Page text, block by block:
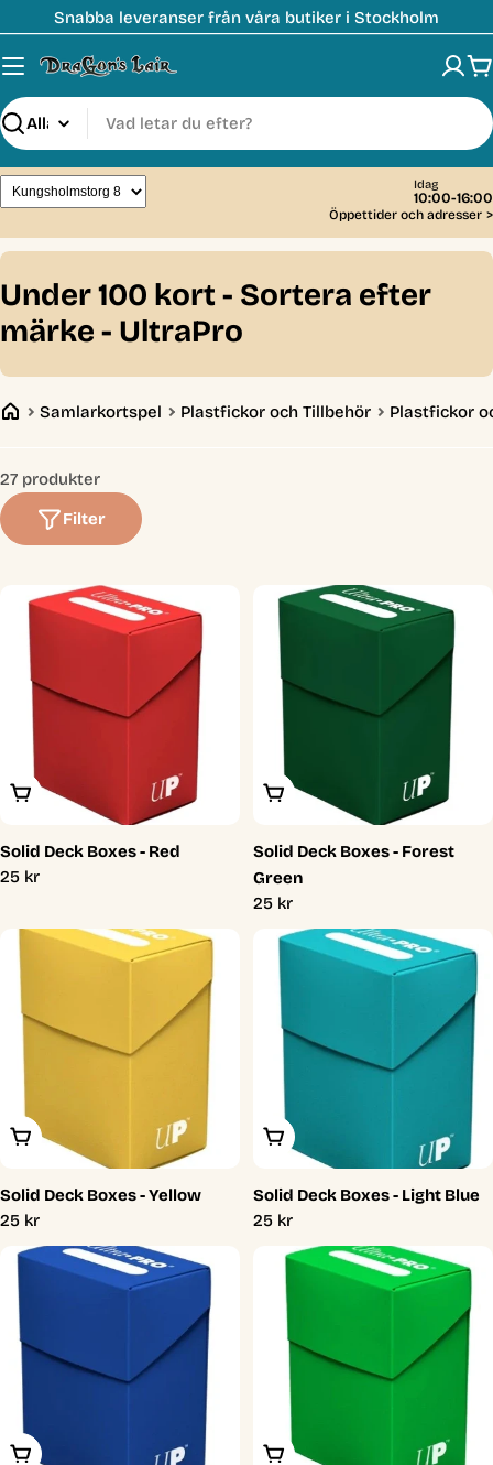
till
innehåll
Snabba leveranser från våra butiker i Stockholm
Sök
Idag
10:00-16:00
Öppettider och adresser >
C
o
l
l
c
t
i
Under 100 kort - Sortera efter
märke - UltraPro
Samlarkortspel Plastfickor och Tillbehör Plastfickor
27 produkter
Filter
Lägg I Varukorg
Solid Deck Boxes - Red
Ordinarie
25 kr
Lägg I Varukorg
Solid Deck Boxes - Forest
Green
Ordinarie
25 kr
Lägg I Varukorg
Solid Deck Boxes - Yellow
Ordinarie
pris
25 kr
Lägg I Varukorg
Solid Deck Boxes - Light Blue
Ordinarie
25 kr
Lägg I Varukorg Lägg I Varukorg